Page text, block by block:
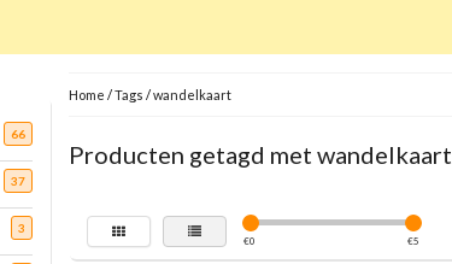
66
37
3
Home /Tags /wandelkaart
Producten getagd met wandelkaart
€0 €5